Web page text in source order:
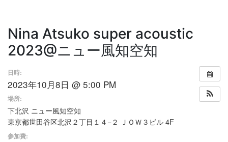
Nina Atsuko super acoustic
2023@ニュー風知空知
日時:
2023年10月8日 @ 5:00 PM
場所:
下北沢 ニュー風知空知
東京都世田谷区北沢２丁目１４−２ ＪＯＷ３ビル 4F
参加費: